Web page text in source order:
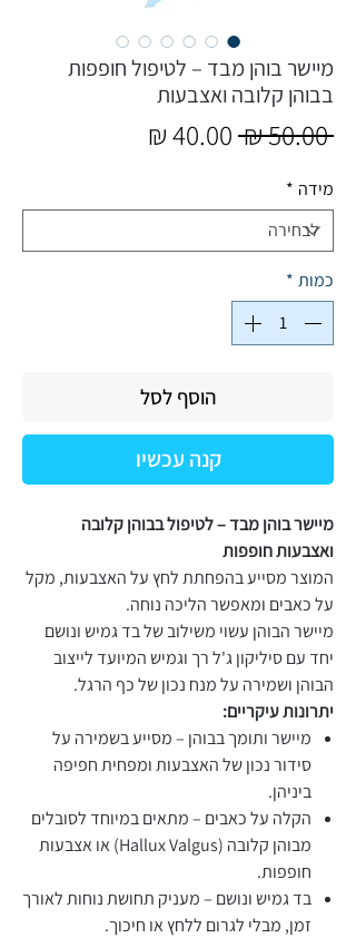
מיישר בוהן מבד – לטיפול חופפות
בבוהן קלובה ואצבעות​​​​​​​
‏50.00 ‏₪
מחיר
מידה *
כמות *
הוסף לסל
קנה עכשיו
מיישר בוהן מבד – לטיפול בבוהן קלובה
ואצבעות חופפות
המוצר מסייע בהפחתת לחץ על האצבעות, מקל
על כאבים ומאפשר הליכה נוחה.
מיישר הבוהן עשוי משילוב של בד גמיש ונושם
יחד עם סיליקון ג'ל רך וגמיש המיועד לייצוב
הבוהן ושמירה על מנח נכון של כף הרגל.
יתרונות עיקריים:
מיישר ותומך בבוהן – מסייע בשמירה על
סידור נכון של האצבעות ומפחית חפיפה
ביניהן.
הקלה על כאבים – מתאים במיוחד לסובלים
מבוהן קלובה (Hallux Valgus) או אצבעות
חופפות.
בד גמיש ונושם – מעניק תחושת נוחות לאורך
זמן, מבלי לגרום ללחץ או חיכוך.